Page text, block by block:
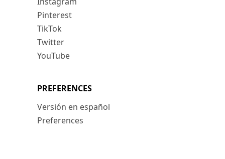
Pinterest
TikTok
Twitter
YouTube
PREFERENCES
Versión en español
Preferences